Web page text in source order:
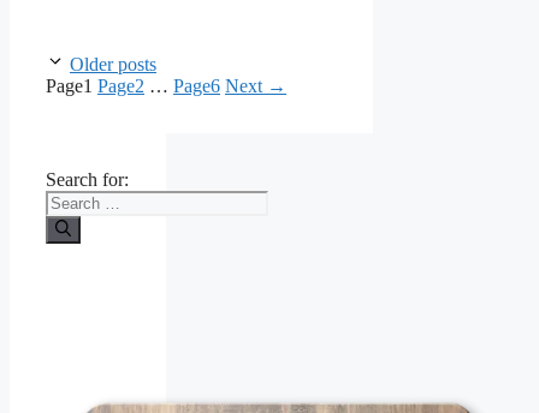
Older posts
Page1 Page2 … Page6 Next →
Search for: